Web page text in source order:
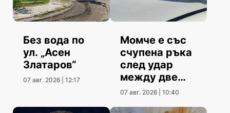
Без вода по
ул. „Асен
Златаров“
07 авг. 2026 | 12:17
Момче е със
счупена ръка
след удар
между две
коли
07 авг. 2026 | 10:40